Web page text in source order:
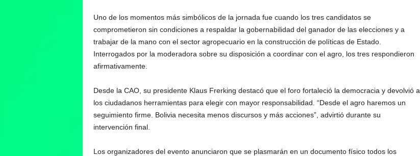
Uno de los momentos más simbólicos de la jornada fue cuando los tres candidatos se
comprometieron sin condiciones a respaldar la gobernabilidad del ganador de las elecciones y a
trabajar de la mano con el sector agropecuario en la construcción de políticas de Estado.
Interrogados por la moderadora sobre su disposición a coordinar con el agro, los tres respondieron
afirmativamente.
Desde la CAO, su presidente Klaus Frerking destacó que el foro fortaleció la democracia y devolvió a
los ciudadanos herramientas para elegir con mayor responsabilidad. “Desde el agro haremos un
seguimiento firme. Bolivia necesita menos discursos y más acciones”, advirtió durante su
intervención final.
Los organizadores del evento anunciaron que se plasmarán en un documento físico todos los